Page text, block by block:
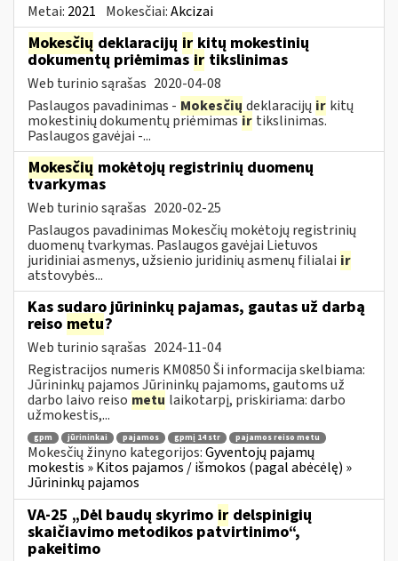
Metai: 2021 Mokesčiai:Akcizai
Mokesčių deklaracijų ir kitų mokestinių
dokumentų priėmimasir tikslinimas
Web turinio sąrašas 2020-04-08
Paslaugos pavadinimas - Mokesčių deklaracijų ir kitų
mokestinių dokumentų priėmimasir tikslinimas.
Paslaugos gavėjai -...
Mokesčių mokėtojų registrinių duomenų
tvarkymas
Web turinio sąrašas 2020-02-25
Paslaugos pavadinimas Mokesčių mokėtojų registrinių
duomenų tvarkymas. Paslaugos gavėjai Lietuvos
juridiniai asmenys, užsienio juridinių asmenų filialai ir
atstovybės...
Kas sudaro jūrininkų pajamas, gautas už darbą
reiso metu?
Web turinio sąrašas 2024-11-04
Registracijos numeris KM0850 Ši informacija skelbiama:
Jūrininkų pajamos Jūrininkų pajamoms, gautoms už
darbo laivo reiso metu laikotarpį, priskiriama: darbo
užmokestis,...
gpm jūrininkai pajamos gpmį 14 str pajamos reiso metu
Mokesčių žinyno kategorijos:Gyventojų pajamų
mokestis » Kitos pajamos / išmokos (pagal abėcėlę) »
Jūrininkų pajamos
VA-25 „Dėl baudų skyrimo ir delspinigių
skaičiavimo metodikos patvirtinimo“,
pakeitimo